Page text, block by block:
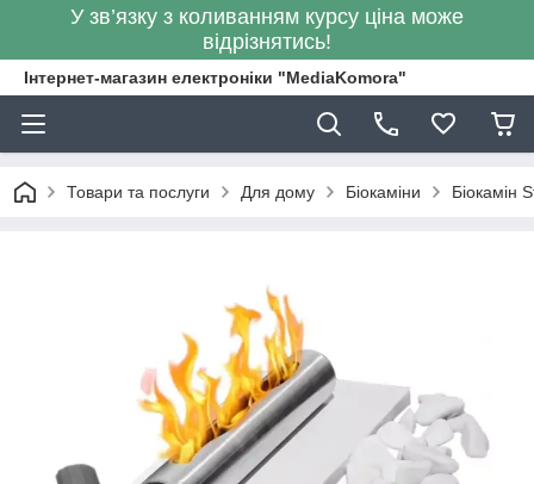
У зв’язку з коливанням курсу ціна може
відрізнятись!
Інтернет-магазин електроніки "MediaKomora"
Товари та послуги Для дому Біокаміни Біокамін